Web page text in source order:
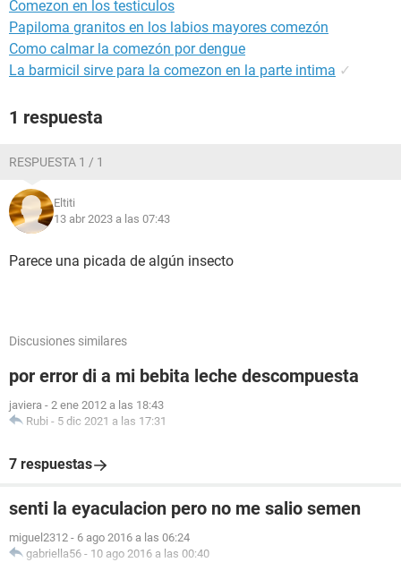
Comezon en los testiculos
Papiloma granitos en los labios mayores comezón
Como calmar la comezón por dengue
La barmicil sirve para la comezon en la parte intima ✓
1 respuesta
RESPUESTA 1 / 1
Eltiti
13 abr 2023 a las 07:43
Parece una picada de algún insecto
Discusiones similares
por error di a mi bebita leche descompuesta
javiera - 2 ene 2012 a las 18:43
Rubi - 5 dic 2021 a las 17:31
7 respuestas
senti la eyaculacion pero no me salio semen
miguel2312 - 6 ago 2016 a las 06:24
gabriella56 - 10 ago 2016 a las 00:40